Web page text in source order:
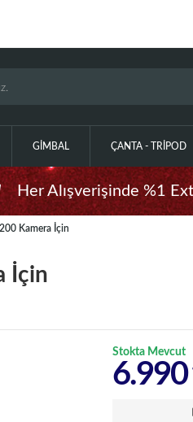
GIMBAL ÇANTA - TRIPOD
Her Alışverişinde %1
Kamera İçin
İçin
Stokta Mevcut
6.990